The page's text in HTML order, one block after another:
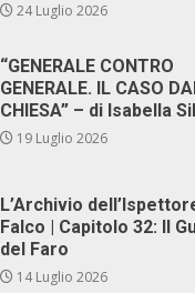
24 Luglio 2026
“GENERALE CONTRO
GENERALE. IL CASO
CHIESA” – di Isabella
19 Luglio 2026
L’Archivio
Falco | Capitolo 32: Il
del Faro
14 Luglio 2026